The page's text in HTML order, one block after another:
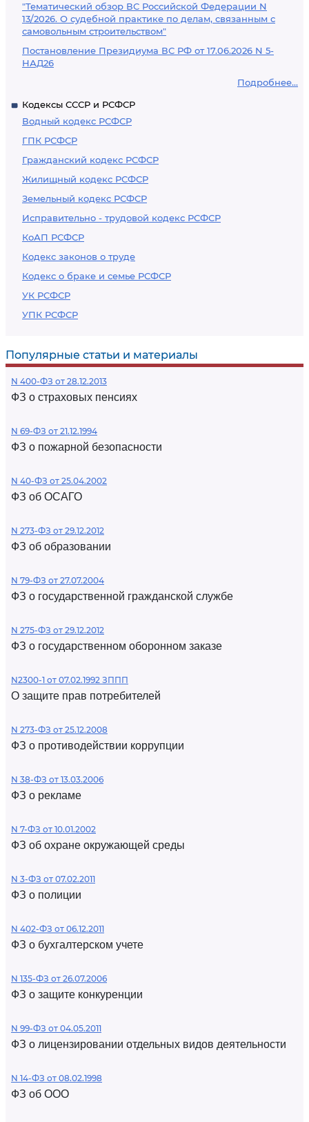
"Тематический обзор ВС Российской Федерации N
13/2026. О судебной практике по делам, связанным с
самовольным строительством"
Постановление Президиума ВС РФ от 17.06.2026 N 5-
НАД26
Подробнее...
Кодексы СССР и РСФСР
Водный кодекс РСФСР
ГПК РСФСР
Гражданский кодекс РСФСР
Жилищный кодекс РСФСР
Земельный кодекс РСФСР
Исправительно - трудовой кодекс РСФСР
КоАП РСФСР
Кодекс законов о труде
Кодекс о браке и семье РСФСР
УК РСФСР
УПК РСФСР
Популярные статьи и материалы
N 400-ФЗ от 28.12.2013
ФЗ о страховых пенсиях
N 69-ФЗ от 21.12.1994
ФЗ о пожарной безопасности
N 40-ФЗ от 25.04.2002
ФЗ об ОСАГО
N 273-ФЗ от 29.12.2012
ФЗ об образовании
N 79-ФЗ от 27.07.2004
ФЗ о государственной гражданской службе
N 275-ФЗ от 29.12.2012
ФЗ о государственном оборонном заказе
N2300-1 от 07.02.1992 ЗППП
О защите прав потребителей
N 273-ФЗ от 25.12.2008
ФЗ о противодействии коррупции
N 38-ФЗ от 13.03.2006
ФЗ о рекламе
N 7-ФЗ от 10.01.2002
ФЗ об охране окружающей среды
N 3-ФЗ от 07.02.2011
ФЗ о полиции
N 402-ФЗ от 06.12.2011
ФЗ о бухгалтерском учете
N 135-ФЗ от 26.07.2006
ФЗ о защите конкуренции
N 99-ФЗ от 04.05.2011
ФЗ о лицензировании отдельных видов деятельности
N 14-ФЗ от 08.02.1998
ФЗ об ООО